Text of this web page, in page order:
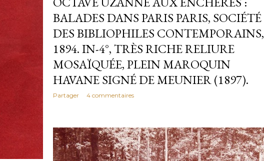
BALADES DANS PARIS PARIS, SOCIÉTÉ
DES BIBLIOPHILES CONTEMPORAINS,
1894. IN-4°, TRÈS RICHE RELIURE
MOSAÏQUÉE, PLEIN MAROQUIN
HAVANE SIGNÉ DE MEUNIER (1897).
Partager 4 commentaires